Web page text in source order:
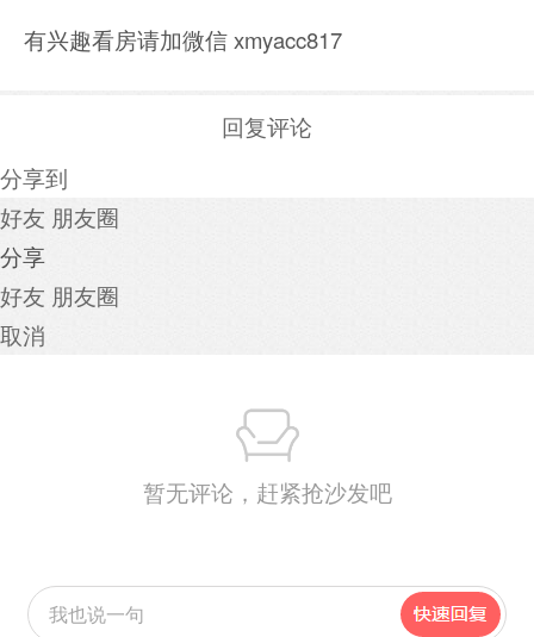
有兴趣看房请加微信 xmyacc817
回复评论
分享到
好友 朋友圈
分享
好友 朋友圈
取消
暂无评论，赶紧抢沙发吧